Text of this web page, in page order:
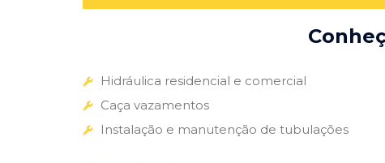
Hidráulica residencial e comercial
Caça vazamentos
Instalação e manutenção de tubulações